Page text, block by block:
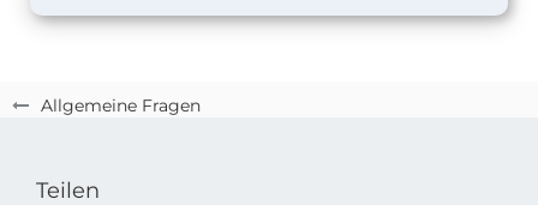
Allgemeine Fragen
Teilen